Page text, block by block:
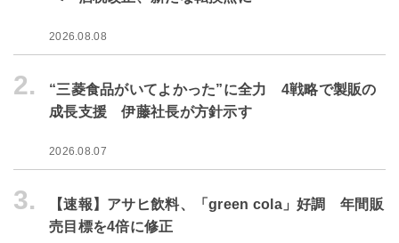
2026.08.08
2.
“三菱食品がいてよかった”に全力 4戦略で製販の
成長支援 伊藤社長が方針示す
2026.08.07
3.
【速報】アサヒ飲料、「green cola」好調 年間販
売目標を4倍に修正